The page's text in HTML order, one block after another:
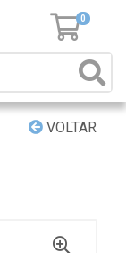
0
VOLTAR